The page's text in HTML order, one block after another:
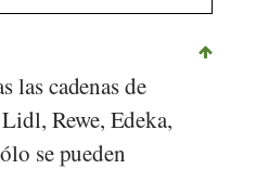
las cadenas de
Lidl, Rewe, Edeka,
se pueden